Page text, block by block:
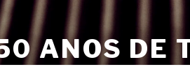
ANOS DE